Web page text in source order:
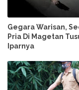
Gegara Warisan,
Pria Di Magetan
Iparnya